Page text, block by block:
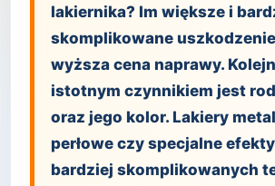
lakiernika? Im większe i
skomplikowane
wyższa cena naprawy.
istotnym czynnikiem jest
oraz jego kolor. Lakiery
perłowe czy specjalne
bardziej skomplikowanych